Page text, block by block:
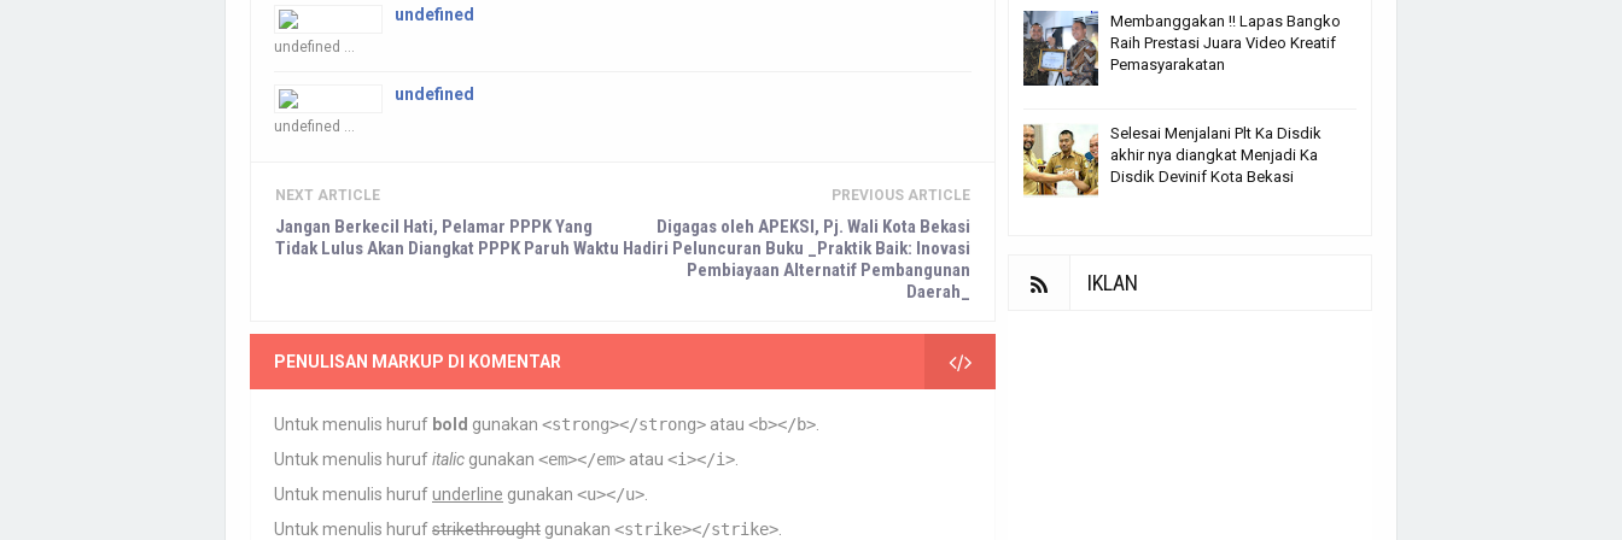
undefined
undefined ...
undefined
undefined ...
NEXT ARTICLE
Jangan Berkecil Hati, Pelamar PPPK Yang
Tidak Lulus Akan Diangkat PPPK Paruh Waktu
PREVIOUS ARTICLE
Digagas oleh APEKSI, Pj. Wali Kota Bekasi
Hadiri Peluncuran Buku _Praktik Baik: Inovasi
Pembiayaan Alternatif Pembangunan
Daerah_
PENULISAN MARKUP DI KOMENTAR
Untuk menulis huruf bold gunakan <strong></strong> atau <b></b>.
Untuk menulis hurufitalic gunakan <em></em> atau <i></i>.
Untuk menulis hurufunderline gunakan <u></u>.
Untuk menulis hurufstrikethrought gunakan <strike></strike>.
Membanggakan !! Lapas Bangko
Raih Prestasi Juara Video Kreatif
Pemasyarakatan
Selesai Menjalani Plt Ka Disdik
akhir nya diangkat Menjadi Ka
Disdik Devinif Kota Bekasi
IKLAN